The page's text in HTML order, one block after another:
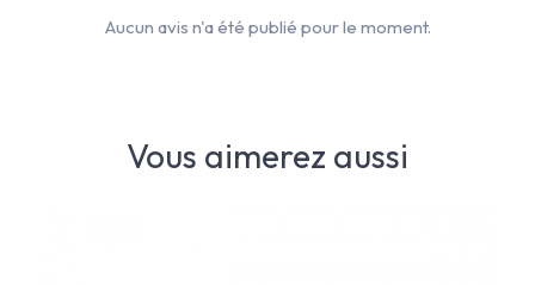
Vous aimerez aussi
Aucun avis n'a été publié pour le moment.